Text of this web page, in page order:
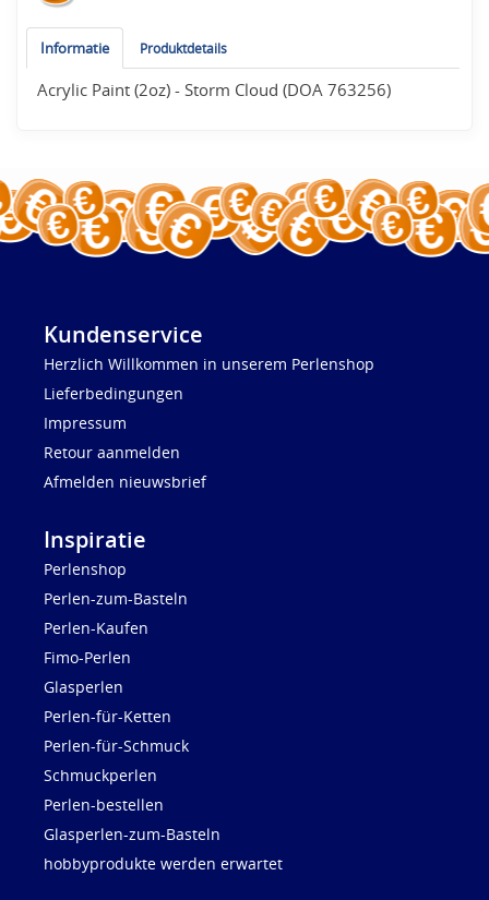
Informatie Produktdetails
Acrylic Paint (2oz) - Storm Cloud (DOA 763256)
Kundenservice
Herzlich Willkommen in unserem Perlenshop
Lieferbedingungen
Impressum
Retour aanmelden
Afmelden nieuwsbrief
Inspiratie
Perlenshop
Perlen-zum-Basteln
Perlen-Kaufen
Fimo-Perlen
Glasperlen
Perlen-für-Ketten
Perlen-für-Schmuck
Schmuckperlen
Perlen-bestellen
Glasperlen-zum-Basteln
hobbyprodukte werden erwartet